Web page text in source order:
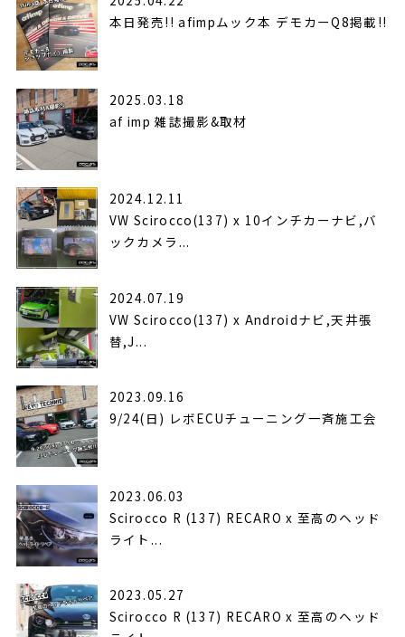
本日発売!! afimpムック本 デモカーQ8掲載!!
2025.03.18
af imp 雑誌撮影&取材
2024.12.11
VW Scirocco(137) x 10インチカーナビ,バ
ックカメラ...
2024.07.19
VW Scirocco(137) x Androidナビ,天井張
替,J...
2023.09.16
9/24(日) レボECUチューニング一斉施工会
2023.06.03
Scirocco R (137) RECARO x 至高のヘッド
ライト...
2023.05.27
Scirocco R (137) RECARO x 至高のヘッド